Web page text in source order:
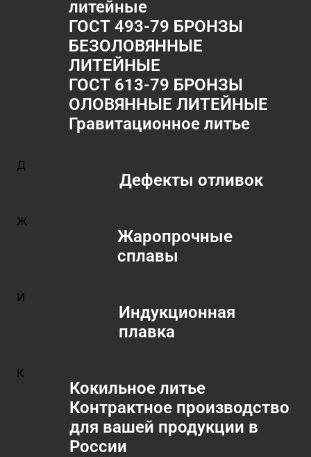
литейные
ГОСТ 493-79 БРОНЗЫ
БЕЗОЛОВЯННЫЕ
ЛИТЕЙНЫЕ
ГОСТ 613-79 БРОНЗЫ
ОЛОВЯННЫЕ ЛИТЕЙНЫЕ
Гравитационное литье
Д
Дефекты отливок
Ж
Жаропрочные
сплавы
И
Индукционная
плавка
К
Кокильное литье
Контрактное производство
для вашей продукции в
России